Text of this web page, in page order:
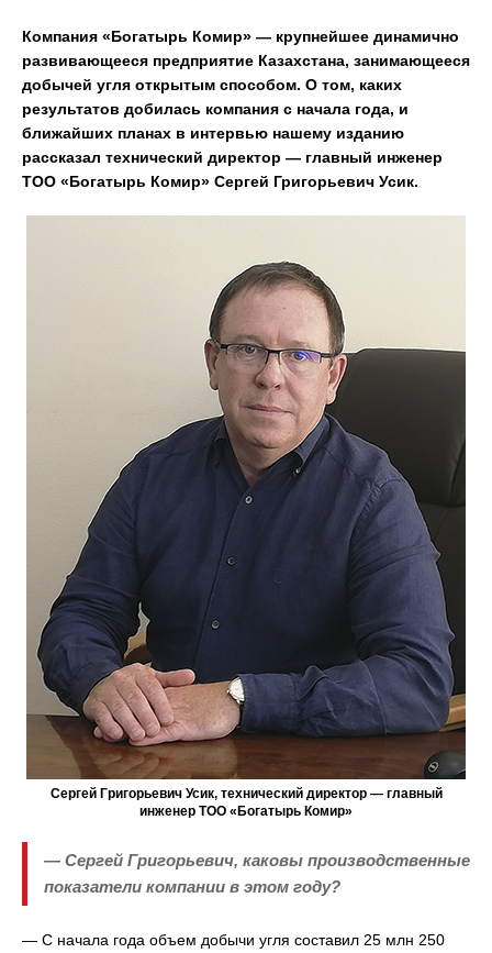
Компания «Богатырь Комир» — крупнейшее динамично
развивающееся предприятие Казахстана, занимающееся
добычей угля открытым способом. О том, каких
результатов добилась компания с начала года, и
ближайших планах в интервью нашему изданию
рассказал технический директор — главный инженер
ТОО «Богатырь Комир» Сергей Григорьевич Усик.
Сергей Григорьевич Усик, технический директор — главный
инженер ТОО «Богатырь Комир»
— Сергей Григорьевич, каковы производственные
показатели компании в этом году?
— С начала года объем добычи угля составил 25 млн 250